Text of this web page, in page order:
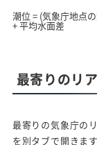
潮位 = (気象庁地点
+ 平均水面差
最寄りのリ
最寄りの気象庁の
を別タブで開きます